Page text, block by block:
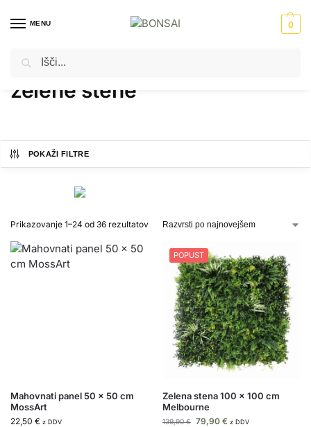
MENU 0
Domov / Izdelki označeni z “zelene stene”
zelene stene
POKAŽI FILTRE
Prikazovanje 1–24 od 36 rezultatov
Mahovnati panel 50 x 50 cm
MossArt
22,50 € z DDV
POPUST
Zelena stena 100 x 100 cm
Melbourne
139,90€ 79,90 € z DDV